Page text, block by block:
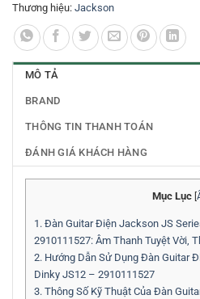
Thương hiệu: Jackson
MÔ TẢ
BRAND
THÔNG TIN THANH TOÁN
ĐÁNH GIÁ KHÁCH HÀNG
Mục Lục [
1. Đàn Guitar Điện Jackson JS
2910111527: Âm Thanh Tuyệt Vời,
2. Hướng Dẫn Sử Dụng Đàn Guitar
Dinky JS12 – 2910111527
3. Thông Số Kỹ Thuật Của Đàn